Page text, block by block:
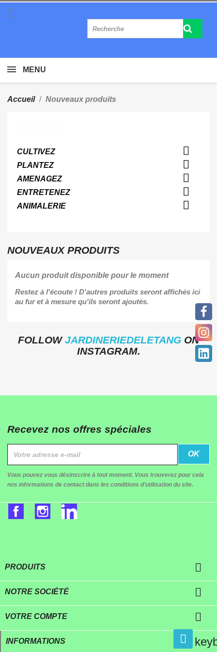

MENU
Accueil Nouveaux produits
CULTIVEZ 
PLANTEZ 
AMENAGEZ 
ENTRETENEZ 
ANIMALERIE 
NOUVEAUX PRODUITS
Aucun produit disponible pour le moment
Restez à l'écoute ! D'autres produits seront affichés ici
au fur et à mesure qu'ils seront ajoutés.
FOLLOW JARDINERIEDELETANG ON
INSTAGRAM.
Recevez nos offres spéciales
Vous pouvez vous désinscrire à tout moment. Vous trouverez pour cela
nos informations de contact dans les conditions d'utilisation du site.
FacebookInstagram
PRODUITS 
NOTRE SOCIÉTÉ 
VOTRE COMPTE 
INFORMATIONS